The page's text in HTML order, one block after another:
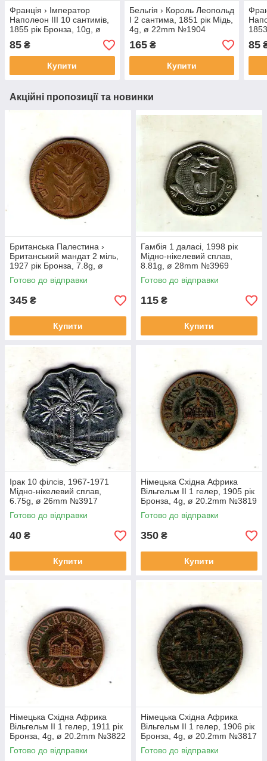
Франція › Імператор
Наполеон III 10 сантимів,
1855 рік Бронза, 10g, ø
30.2mm №1963
85 ₴
Купити
Бельгія › Король Леопольд
I 2 сантима, 1851 рік Мідь,
4g, ø 22mm №1904
165₴
Купити
85
Акційні пропозиції та новинки
Британська Палестина ›
Британський мандат 2 міль,
1927 рік Бронза, 7.8g, ø
28mm №1852
Готово до відправки
345 ₴
Купити
Гамбія 1 даласі, 1998 рік
Мідно-нікелевий сплав,
8.81g, ø 28mm №3969
Готово до відправки
115 ₴
Купити
Ірак 10 філсів, 1967-1971
Мідно-нікелевий сплав,
6.75g, ø 26mm №3917
Готово до відправки
40 ₴
Купити
Німецька Східна Африка
Вільгельм II 1 гелер, 1905 рік
Бронза, 4g, ø 20.2mm №3819
Готово до відправки
350 ₴
Купити
Німецька Східна Африка
Вільгельм II 1 гелер, 1911 рік
Бронза, 4g, ø 20.2mm №3822
Готово до відправки
Німецька Східна Африка
Вільгельм II 1 гелер, 1906 рік
Бронза, 4g, ø 20.2mm №3817
Готово до відправки